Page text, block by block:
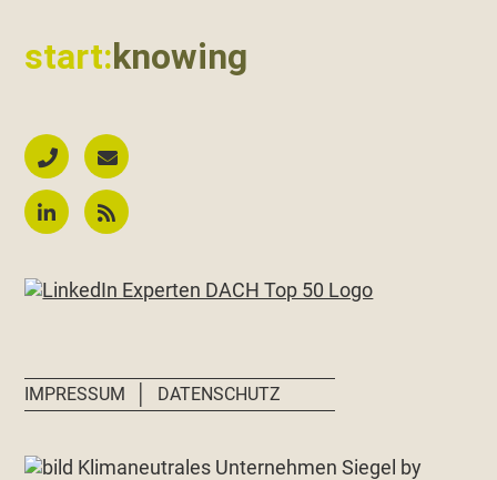
start:knowing
IMPRESSUM DATENSCHUTZ